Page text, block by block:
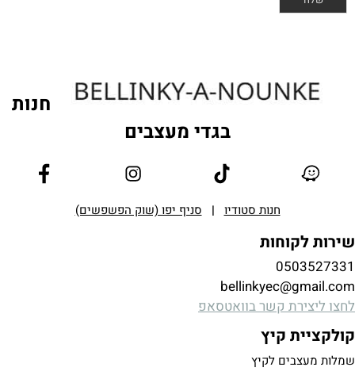
חנות
בגדי מעצבים
|סניף יפו (שוק הפשפשים)
בוואטסאפ
לקיץ